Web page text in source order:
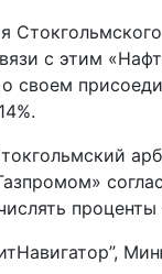
с этим
своем